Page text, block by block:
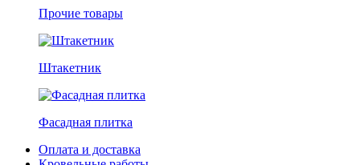
Прочие товары
Штакетник
Фасадная плитка
Оплата и доставка